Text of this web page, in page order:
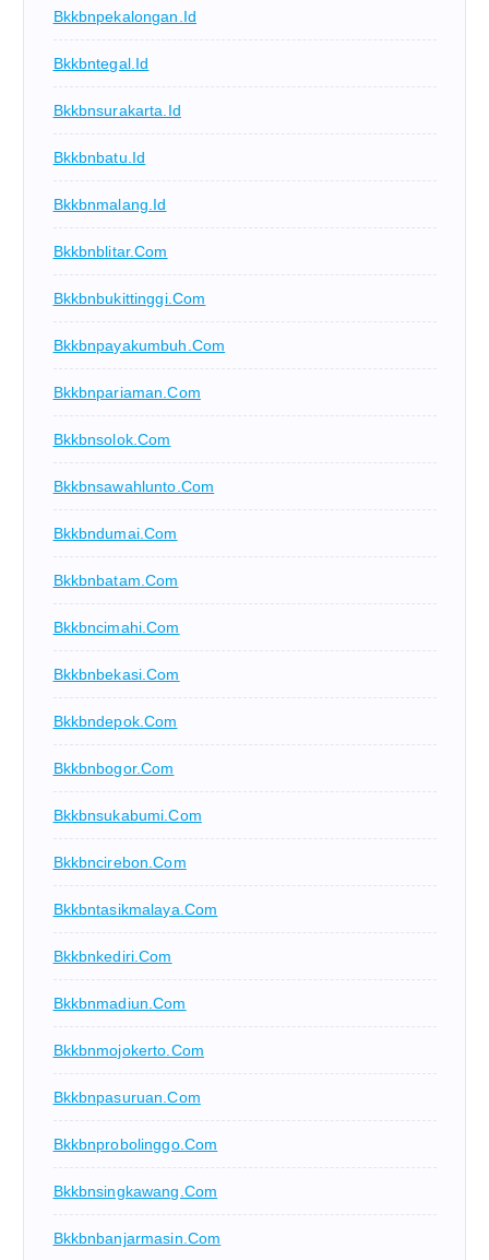
Bkkbnpekalongan.id
Bkkbntegal.id
Bkkbnsurakarta.id
Bkkbnbatu.id
Bkkbnmalang.id
Bkkbnblitar.com
Bkkbnbukittinggi.com
Bkkbnpayakumbuh.com
Bkkbnpariaman.com
Bkkbnsolok.com
Bkkbnsawahlunto.com
Bkkbndumai.com
Bkkbnbatam.com
Bkkbncimahi.com
Bkkbnbekasi.com
Bkkbndepok.com
Bkkbnbogor.com
Bkkbnsukabumi.com
Bkkbncirebon.com
Bkkbntasikmalaya.com
Bkkbnkediri.com
Bkkbnmadiun.com
Bkkbnmojokerto.com
Bkkbnpasuruan.com
Bkkbnprobolinggo.com
Bkkbnsingkawang.com
Bkkbnbanjarmasin.com